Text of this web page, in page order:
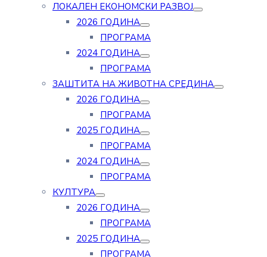
ЛОКАЛЕН ЕКОНОМСКИ РАЗВОЈ
2026 ГОДИНА
ПРОГРАМА
2024 ГОДИНА
ПРОГРАМА
ЗАШТИТА НА ЖИВОТНА СРЕДИНА
2026 ГОДИНА
ПРОГРАМА
2025 ГОДИНА
ПРОГРАМА
2024 ГОДИНА
ПРОГРАМА
КУЛТУРА
2026 ГОДИНА
ПРОГРАМА
2025 ГОДИНА
ПРОГРАМА